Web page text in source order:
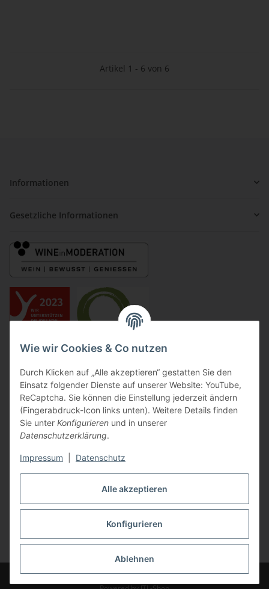
Alle akzeptieren
Konfigurieren
Ablehnen
Wie wir Cookies & Co nutzen
Durch Klicken auf „Alle akzeptieren“ gestatten Sie den
Einsatz folgender Dienste auf unserer Website: YouTube,
ReCaptcha. Sie können die Einstellung jederzeit ändern
(Fingerabdruck-Icon links unten). Weitere Details finden
Sie unter Konfigurieren und in unserer
Datenschutzerklärung.
Impressum Datenschutz
Artikel 1 - 6 von 6
Informationen
Gesetzliche Informationen
Vertrag widerrufen
* Alle Preise inkl. gesetzlicher USt., zzgl.Versand
© Weingut Jean Buscher